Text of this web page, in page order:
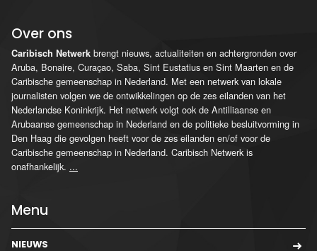
Over ons
Caribisch Netwerk brengt nieuws, actualiteiten en achtergronden over
Aruba, Bonaire, Curaçao, Saba, Sint Eustatius en Sint Maarten en de
Caribische gemeenschap in Nederland. Met een netwerk van lokale
journalisten volgen we de ontwikkelingen op de zes eilanden van het
Nederlandse Koninkrijk. Het netwerk volgt ook de Antilliaanse en
Arubaanse gemeenschap in Nederland en de politieke besluitvorming in
Den Haag die gevolgen heeft voor de zes eilanden en/of voor de
Caribische gemeenschap in Nederland. Caribisch Netwerk is
onafhankelijk. ...
Menu
NIEUWS